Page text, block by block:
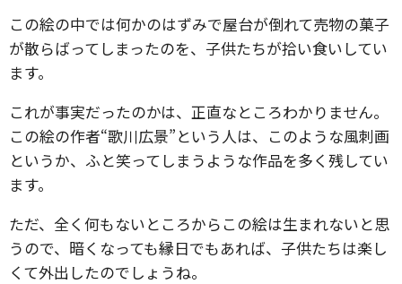
この絵の中では何かのはずみで屋台が倒れて売物の菓子
が散らばってしまったのを、子供たちが拾い食いしてい
ます。
これが事実だったのかは、正直なところわかりません。
この絵の作者“歌川広景”という人は、このような風刺画
というか、ふと笑ってしまうような作品を多く残してい
ます。
ただ、全く何もないところからこの絵は生まれないと思
うので、暗くなっても縁日でもあれば、子供たちは楽し
くて外出したのでしょうね。